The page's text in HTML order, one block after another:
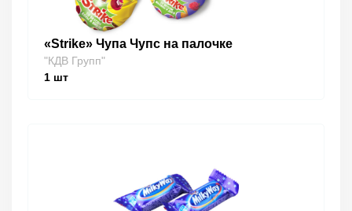
«Strike» Чупа Чупс на палочке
"КДВ Групп"
1 шт